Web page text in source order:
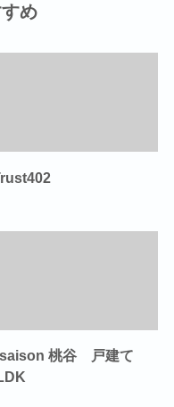
め
桃谷 戸建て